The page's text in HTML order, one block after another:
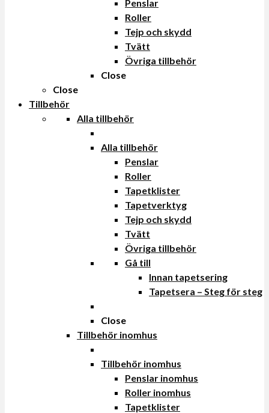
Penslar
Roller
Tejp och skydd
Tvätt
Övriga tillbehör
Close
Close
Tillbehör
Alla tillbehör
Alla tillbehör
Penslar
Roller
Tapetklister
Tapetverktyg
Tejp och skydd
Tvätt
Övriga tillbehör
Gå till
Innan tapetsering
Tapetsera – Steg för steg
Close
Tillbehör inomhus
Tillbehör inomhus
Penslar inomhus
Roller inomhus
Tapetklister